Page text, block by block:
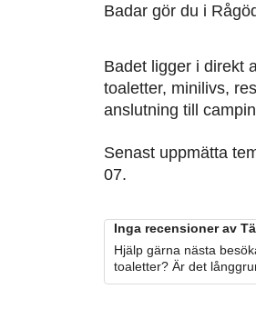
Badar gör du i
Badet ligger i direkt
toaletter, minilivs,
anslutning till
Senast uppmätta
07.
Inga recensioner av
Hjälp gärna nästa
toaletter? Är det